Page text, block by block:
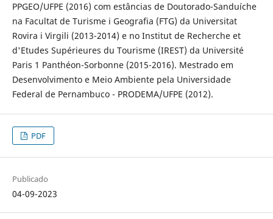
PPGEO/UFPE (2016) com estâncias de Doutorado-Sanduíche
na Facultat de Turisme i Geografia (FTG) da Universitat
Rovira i Virgili (2013-2014) e no Institut de Recherche et
d'Etudes Supérieures du Tourisme (IREST) da Université
Paris 1 Panthéon-Sorbonne (2015-2016). Mestrado em
Desenvolvimento e Meio Ambiente pela Universidade
Federal de Pernambuco - PRODEMA/UFPE (2012).
PDF
Publicado
04-09-2023